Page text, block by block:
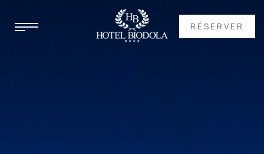
RÉSERVER